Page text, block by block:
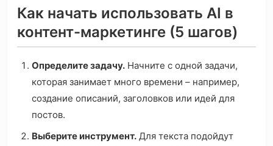
Как начать использовать AI в
контент-маркетинге (5 шагов)
Определите задачу. Начните с одной задачи,
которая занимает много времени – например,
создание описаний, заголовков или идей для
постов.
Выберите инструмент. Для текста подойдут